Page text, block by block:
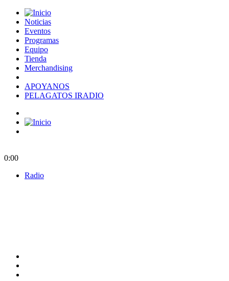
Noticias
Eventos
Programas
Equipo
Tienda
Merchandising
APOYANOS
PELAGATOS IRADIO
0:00
Radio